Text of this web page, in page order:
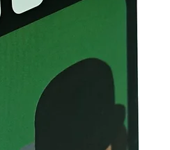
iPhone 11, 11 Pro, 11 Pro
12 Pro Max, 13, 13 mini, 13 Pro
artık bir şarj cihazı dahildir,
Dağıtımı ve Qualcomm® Quick
kullanılabilir, bu nedenle akıllı
MagSafe, Hama MagLine,
için uygundur
otomatik olarak algılar ve
verimli bir şekilde şarj eder